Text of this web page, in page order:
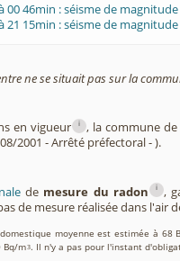
00 46min : séisme de
21 15min : séisme de
ne se situait pas sur la
en vigueur i , la commune de
2001 - Arrêté préfectoral - ).
de mesure du radon i
,
de mesure réalisée dans l'air
moyenne est estimée à 68
Bq/m3. Il n'y a pas pour l'instant